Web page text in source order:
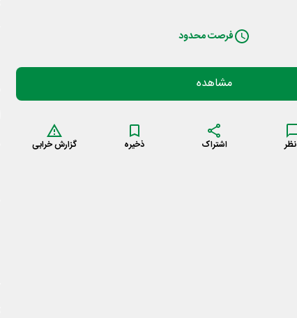
فرصت محدود
مشاهده
نظر اشتراک ذخیره گزارش خرابی